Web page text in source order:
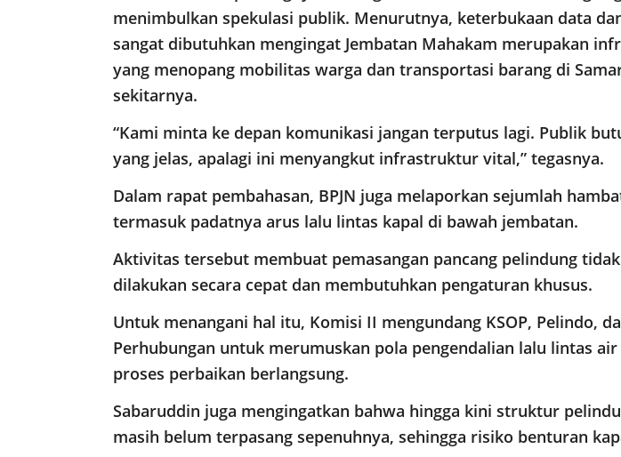
menimbulkan spekulasi publik. Menurutnya, keterbukaan data
sangat dibutuhkan mengingat Jembatan Mahakam merupakan
yang menopang mobilitas warga dan transportasi barang di
sekitarnya.
“Kami minta ke depan komunikasi jangan terputus lagi. Publik
yang jelas, apalagi ini menyangkut infrastruktur vital,” tegasnya.
Dalam rapat pembahasan, BPJN juga melaporkan sejumlah
termasuk padatnya arus lalu lintas kapal di bawah jembatan.
Aktivitas tersebut membuat pemasangan pancang pelindung
dilakukan secara cepat dan membutuhkan pengaturan khusus.
Untuk menangani hal itu, Komisi II mengundang KSOP, Pelindo,
Perhubungan untuk merumuskan pola pengendalian lalu lintas
proses perbaikan berlangsung.
Sabaruddin juga mengingatkan bahwa hingga kini struktur
masih belum terpasang sepenuhnya, sehingga risiko benturan